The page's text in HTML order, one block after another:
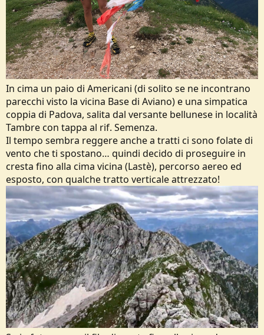
In cima un paio di Americani (di solito se ne incontrano
parecchi visto la vicina Base di Aviano) e una simpatica
coppia di Padova, salita dal versante bellunese in località
Tambre con tappa al rif. Semenza.
Il tempo sembra reggere anche a tratti ci sono folate di
vento che ti spostano… quindi decido di proseguire in
cresta fino alla cima vicina (Lastè), percorso aereo ed
esposto, con qualche tratto verticale attrezzato!